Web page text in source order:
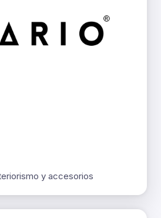
y accesorios